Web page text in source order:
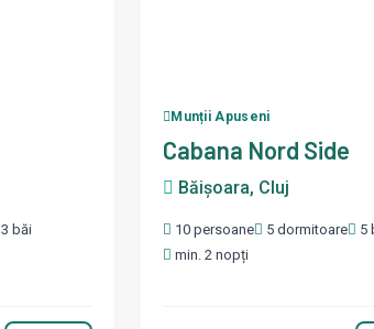
3 băi
Munții Apuseni
Cabana Nord Side
Băișoara, Cluj
10 persoane 5 dormitoare
5
min. 2 nopți